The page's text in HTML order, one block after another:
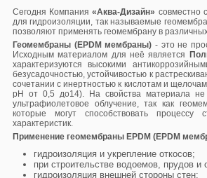
Сегодня Компания«Аква-Дизайн» совместно
для гидроизоляции, так называемые
позволяют применять геомембрану в
Геомембраны (EPDM мембраны) - это не
Исходным материалом для неё является
характеризуются высокими
безусадочностью, устойчивостью к
сочетании с инертностью к кислотам и
рН от 0,5 до14). На свойства материала не
ультрафиолетовое облучение, так как
которые могут способствовать
характеристик.
Применение геомембраны EPDM (EPDM
гидроизоляция и укрепление откосов;
при строительстве водоемов, прудов и
гидроизоляция внешней стороны стен;